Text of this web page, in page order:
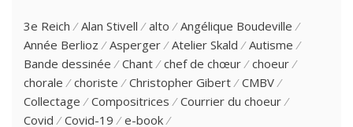
3e Reich Alan Stivell alto
Angélique Boudeville
Année Berlioz
Asperger Atelier Skald
Autisme
Bande dessinée
Chant chef de chœur
choeur
chorale
choriste Christopher Gibert
CMBV
Collectage
Compositrices
Courrier du choeur
Covid
Covid-19
e-book